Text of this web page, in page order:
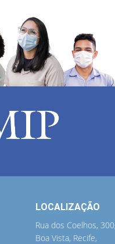
LOCALIZAÇÃO
Rua dos Coelhos, 300,
Boa Vista, Recife,